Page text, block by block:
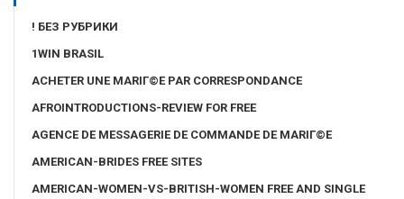
! БЕЗ РУБРИКИ
1WIN BRASIL
ACHETER UNE MARIГ©E PAR CORRESPONDANCE
AFROINTRODUCTIONS-REVIEW FOR FREE
AGENCE DE MESSAGERIE DE COMMANDE DE MARIГ©E
AMERICAN-BRIDES FREE SITES
AMERICAN-WOMEN-VS-BRITISH-WOMEN FREE AND SINGLE